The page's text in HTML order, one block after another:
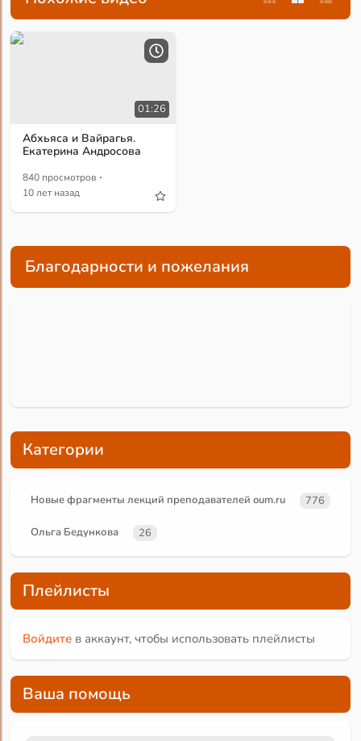
01:26
Абхьяса и Вайрагья.
Екатерина Андросова
840 просмотров ·
10 лет назад
Благодарности и пожелания
Категории
Новые фрагменты лекций преподавателей oum.ru 776
Ольга Бедункова 26
Плейлисты
Войдите в аккаунт, чтобы использовать плейлисты
Ваша помощь